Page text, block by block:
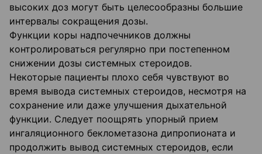
высоких доз могут быть целесообразны большие
интервалы сокращения дозы.
Функции коры надпочечников должны
контролироваться регулярно при постепенном
снижении дозы системных стероидов.
Некоторые пациенты плохо себя чувствуют во
время вывода системных стероидов, несмотря на
сохранение или даже улучшения дыхательной
функции. Следует поощрять упорный прием
ингаляционного беклометазона дипропионата и
продолжить вывод системных стероидов, если